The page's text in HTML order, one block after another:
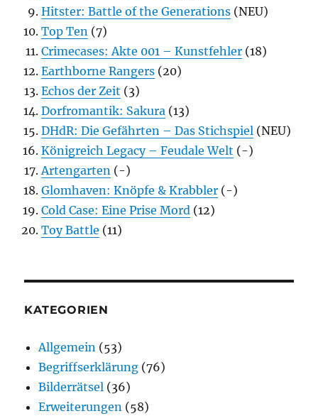
Hitster: Battle of the Generations (NEU)
Top Ten (7)
Crimecases: Akte 001 – Kunstfehler (18)
Earthborne Rangers (20)
Echos der Zeit (3)
Dorfromantik: Sakura (13)
DHdR: Die Gefährten – Das Stichspiel (NEU)
Königreich Legacy – Feudale Welt (-)
Artengarten (-)
Glomhaven: Knöpfe & Krabbler (-)
Cold Case: Eine Prise Mord (12)
Toy Battle (11)
KATEGORIEN
Allgemein (53)
Begriffserklärung (76)
Bilderrätsel (36)
Erweiterungen (58)